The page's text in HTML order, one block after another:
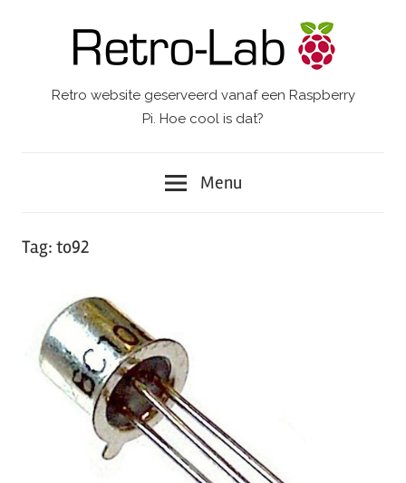
Retro-
Retro website geserveerd vanaf een Raspberry
Pi. Hoe cool is dat?
Menu
Tag: to92